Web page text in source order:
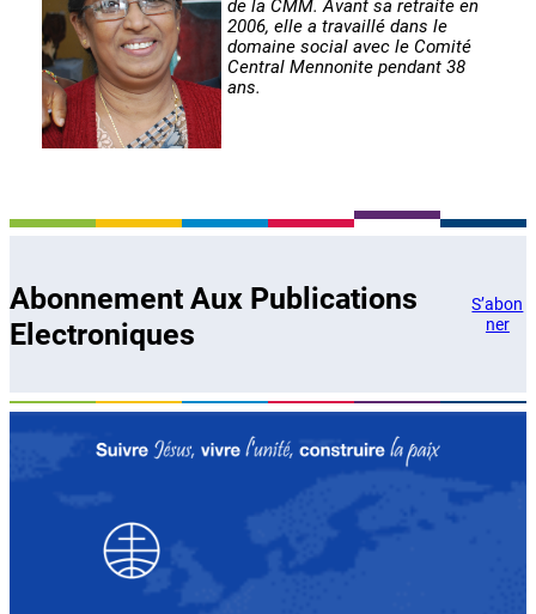
de la CMM. Avant sa retraite en
2006, elle a travaillé dans le
domaine social avec le Comité
Central Mennonite pendant 38
ans.
Abonnement Aux Publications
Electroniques
S’abon
ner